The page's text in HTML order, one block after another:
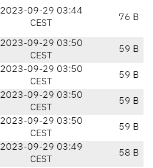
2023-09-29 03:44
CEST
76 B
2023-09-29 03:50
CEST
59 B
2023-09-29 03:50
CEST
59 B
2023-09-29 03:50
CEST
59 B
2023-09-29 03:50
CEST
59 B
2023-09-29 03:49
CEST
58 B